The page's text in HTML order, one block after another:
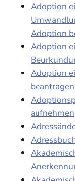
Adoption
Adoption
Adoption
Adoption
beantragen
aufnehmen